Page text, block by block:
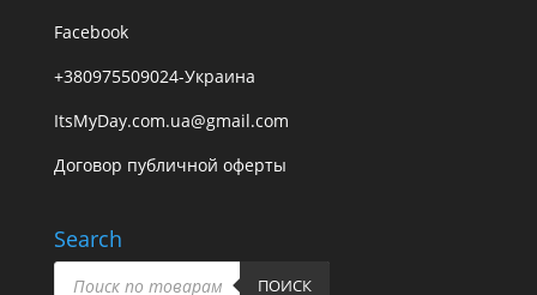
Facebook
+380975509024-Украина
ItsMyDay.com.ua@gmail.com
Договор публичной оферты
Search
Пошук
товарів ПОИСК